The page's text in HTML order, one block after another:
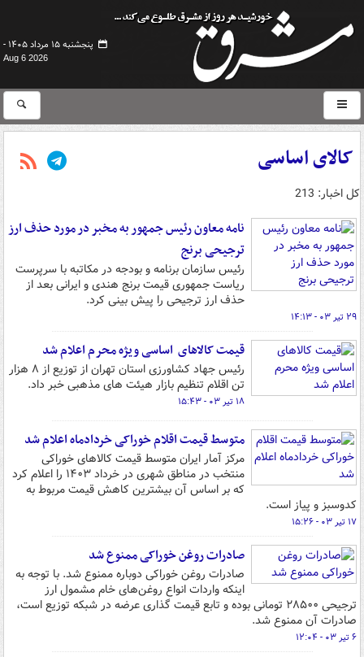
پنجشنبه ۱۵ مرداد ۱۴۰۵ -
Aug 6 2026
کالای اساسی
کل اخبار: 213
نامه معاون رئیس جمهور به مخبر در مورد حذف ارز
ترجیحی برنج
رئیس سازمان برنامه و بودجه در مکاتبه با سرپرست
ریاست جمهوری قیمت برنج هندی و ایرانی بعد از
حذف ارز ترجیحی را پیش بینی کرد.
۲۹ تیر ۰۳ - ۱۴:۱۳
قیمت کالاهای اساسی ویژه محرم اعلام شد
رئیس جهاد کشاورزی استان تهران از توزیع از ۸ هزار
تن اقلام تنظیم بازار هیئت های مذهبی خبر داد.
۱۸ تیر ۰۳ - ۱۵:۴۳
متوسط قیمت اقلام خوراکی خردادماه اعلام شد
مرکز آمار ایران متوسط قیمت کالاهای خوراکی
منتخب در مناطق شهری در خرداد ۱۴۰۳ را اعلام کرد
که بر اساس آن بیشترین کاهش قیمت مربوط به
کدوسبز و پیاز است.
۱۷ تیر ۰۳ - ۱۵:۲۶
صادرات روغن خوراکی ممنوع شد
صادرات روغن خوراکی دوباره ممنوع شد. با توجه به
اینکه واردات انواع روغن‌های خام مشمول ارز
ترجیحی ۲۸۵۰۰ تومانی بوده و تابع قیمت گذاری عرضه در شبکه توزیع است،
صادرات آن ممنوع شد.
۶ تیر ۰۳ - ۱۲:۰۴